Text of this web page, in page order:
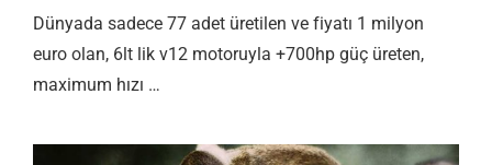
Dünyada sadece 77 adet üretilen ve fiyatı 1 milyon
euro olan, 6lt lik v12 motoruyla +700hp güç üreten,
maximum hızı …